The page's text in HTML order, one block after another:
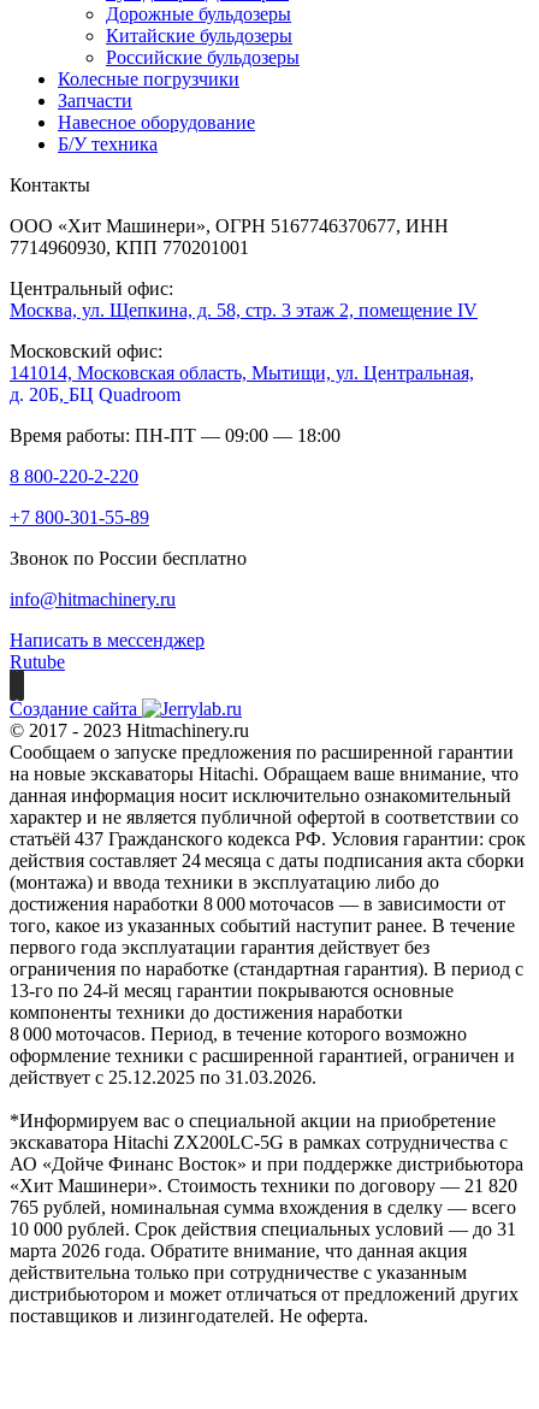
Дорожные бульдозеры
Китайские бульдозеры
Российские бульдозеры
Колесные погрузчики
Запчасти
Навесное оборудование
Б/У техника
Контакты
ООО «Хит Машинери», ОГРН 5167746370677, ИНН
7714960930, КПП 770201001
Центральный офис:
Москва, ул. Щепкина, д. 58, стр. 3 этаж 2, помещение IV
Московский офис:
141014, Московская область, Мытищи, ул. Центральная,
д. 20Б, БЦ Quadroom
Время работы: ПН-ПТ — 09:00 — 18:00
8 800-220-2-220
+7 800-301-55-89
Звонок по России бесплатно
info@hitmachinery.ru
Написать в мессенджер
Rutube
Создание сайта
© 2017 - 2023 Hitmachinery.ru
Сообщаем о запуске предложения по расширенной гарантии
на новые экскаваторы Hitachi. Обращаем ваше внимание, что
данная информация носит исключительно ознакомительный
характер и не является публичной офертой в соответствии со
статьёй 437 Гражданского кодекса РФ. Условия гарантии: срок
действия составляет 24 месяца с даты подписания акта сборки
(монтажа) и ввода техники в эксплуатацию либо до
достижения наработки 8 000 моточасов — в зависимости от
того, какое из указанных событий наступит ранее. В течение
первого года эксплуатации гарантия действует без
ограничения по наработке (стандартная гарантия). В период с
13‑го по 24‑й месяц гарантии покрываются основные
компоненты техники до достижения наработки
8 000 моточасов. Период, в течение которого возможно
оформление техники с расширенной гарантией, ограничен и
действует с 25.12.2025 по 31.03.2026.
*Информируем вас о специальной акции на приобретение
экскаватора Hitachi ZX200LC-5G в рамках сотрудничества с
АО «Дойче Финанс Восток» и при поддержке дистрибьютора
«Хит Машинери». Стоимость техники по договору — 21 820
765 рублей, номинальная сумма вхождения в сделку — всего
10 000 рублей. Срок действия специальных условий — до 31
марта 2026 года. Обратите внимание, что данная акция
действительна только при сотрудничестве с указанным
дистрибьютором и может отличаться от предложений других
поставщиков и лизингодателей. Не оферта.